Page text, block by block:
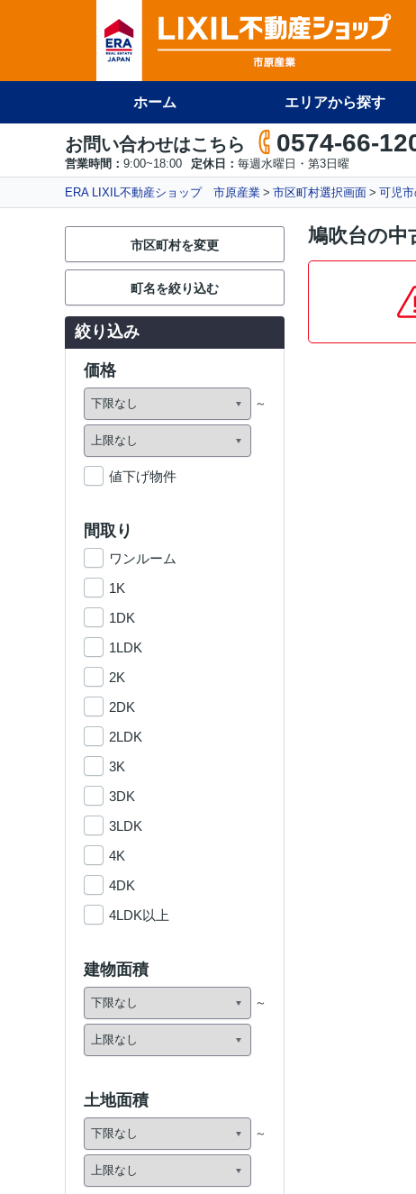
ホーム エリアから探す
お問い合わせはこちら 0574-66-
営業時間： 9:00~18:00 定休日： 毎週水曜日・第3日曜
ERA LIXIL不動産ショップ 市原産業 市区町村選択画面 可児
鳩吹台の中
市区町村を変更
町名を絞り込む
絞り込み
価格
値下げ物件
間取り
ワンルーム
1K
1DK
1LDK
2K
2DK
2LDK
3K
3DK
3LDK
4K
4DK
4LDK以上
建物面積
土地面積